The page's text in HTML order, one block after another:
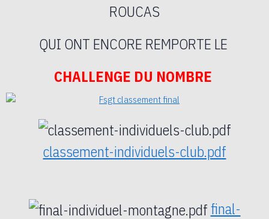
ROUCAS
QUI ONT ENCORE REMPORTE LE
CHALLENGE DU NOMBRE
classement-individuels-club.pdf
final-